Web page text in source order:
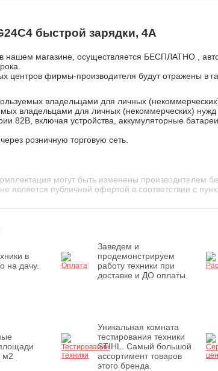
быстрой зарядки, 4А
нашем магазине, осуществляется БЕСПЛАТНО ,
центров фирмы-производителя будут отражены
владельцами для личных
владельцами для личных (некоммерческих) нужд
82В, включая устройства, аккумуляторные
розничную торговую сеть.
могут быть изменены производителем
является публичной офертой в соответствии с
в
на дачу.
Заведем и
продемонстрируем
работу техники при
доставке и ДО оплаты.
м2
Уникальная комната
тестирования техники
STIHL. Самый большой
ассортимент товаров
этого бренда.